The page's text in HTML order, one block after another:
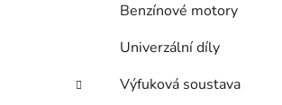
Benzínové motory
Univerzální díly
Výfuková soustava